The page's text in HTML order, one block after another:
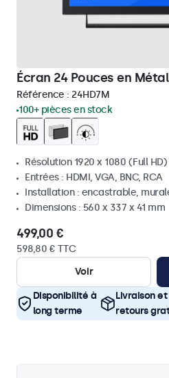
Écran 24 Pouces en Métal
Référence : 24HD7M
100+ pièces en stock
Résolution 1920 x 1080 (Full HD)
Entrées : HDMI, VGA, BNC, RCA
Installation : encastrable,
Dimensions : 560 x 337 x 41 mm
499,00 €
598,80 € TTC
Voir
Disponibilité à
long terme
Livraison et
retours